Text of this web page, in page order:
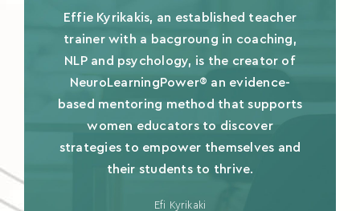
Effie Kyrikakis, an established teacher
trainer with a bacgroung in coaching,
NLP and psychology, is the creator of
NeuroLearningPower® an evidence-
based mentoring method that supports
women educators to discover
strategies to empower themselves and
their students to thrive.
Efi Kyrikaki